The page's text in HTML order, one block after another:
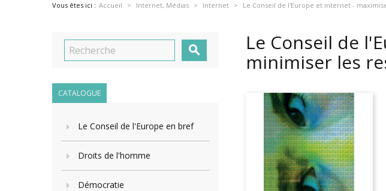
Vous êtes ici : Accueil Internet, Médias Internet Le Conseil de l'Europe et internet -

CATALOGUE
Le Conseil de l'Europe en bref
Droits de l'homme
Démocratie
Le Conseil de
minimiser les